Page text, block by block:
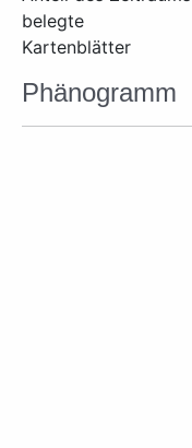
belegte
Kartenblätter
Phänogramm